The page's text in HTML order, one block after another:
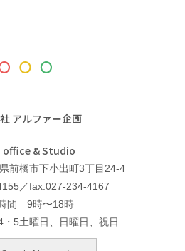
アルファー企画
office & Studio
前橋市下小出町3丁目24-4
／fax.027-234-4167
間 9時〜18時
5土曜日、日曜日、祝日